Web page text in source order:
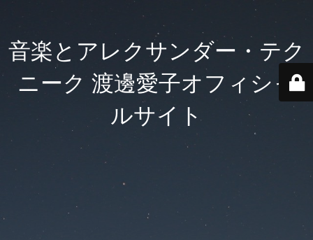
音楽とアレクサンダー・テク
ニーク 渡邊愛子オフィシャ
ルサイト